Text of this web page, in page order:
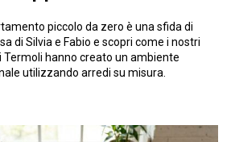
piccolo da zero è una sfida di
di Silvia e Fabio e scopri come i nostri
Termoli hanno creato un ambiente
utilizzando arredi su misura.